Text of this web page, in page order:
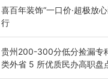
导，贵阳市退役军人事务局
喜百年装饰“一口价·超极放
行
2026年7月31日，喜百年装
装”新品发布会在贵阳隆重
贵州200-300分低分捡漏专
类外省 5 所优质民办高职盘
在贵州省高考志愿填报体系